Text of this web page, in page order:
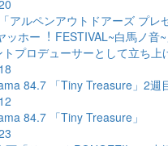
アルペンアウトドアーズ プレ
ッホー︕ FESTIVAL~白馬ノ音
プロデューサーとして立ち上
84.7 「Tiny Treasure」2週
84.7 「Tiny Treasure」